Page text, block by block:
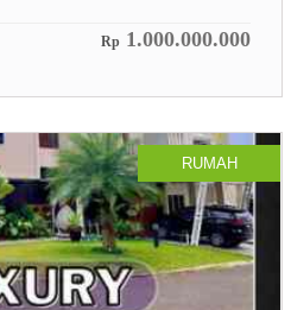
Rp 1.000.000.000
RUMAH